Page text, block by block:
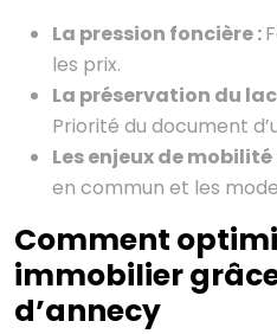
La pression foncière :
les prix.
La préservation du
Priorité du document
Les enjeux de mobilité
en commun et les
Comment
immobilier grâce
d’annecy